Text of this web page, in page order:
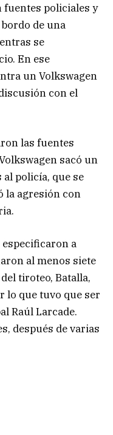
policiales y
de una
se
En ese
un Volkswagen
con el
las fuentes
sacó un
policía, que se
la agresión con
a
al menos siete
tiroteo, Batalla,
lo que tuvo que ser
Raúl Larcade.
después de varias